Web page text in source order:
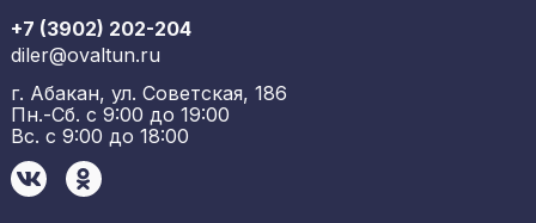
г. Абакан, ул. Советская, 186
Пн.-Сб. с 9:00 до 19:00
Вс. с 9:00 до 18:00
+7 (3902) 202-204
diler@ovaltun.ru